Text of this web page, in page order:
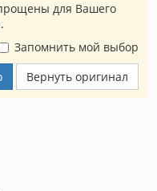
для Вашего
Запомнить мой выбор
Вернуть оригинал